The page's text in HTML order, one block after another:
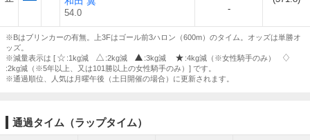
54.0
-
※Bはブリンカーの有無。上3Fはゴール前3ハロン（600m）のタイム。オッズは単勝オ
ッズ。
※減量表示は [
:1kg減 :2kg減 :3kg減
:4kg減（※女性騎手のみ）
:2kg減（※5年以上、又は101勝以上の女性騎手のみ）] です。
※通過順位、人気は月曜午後（土日開催の場合）に更新されます。
通過タイム（ラップタイム）